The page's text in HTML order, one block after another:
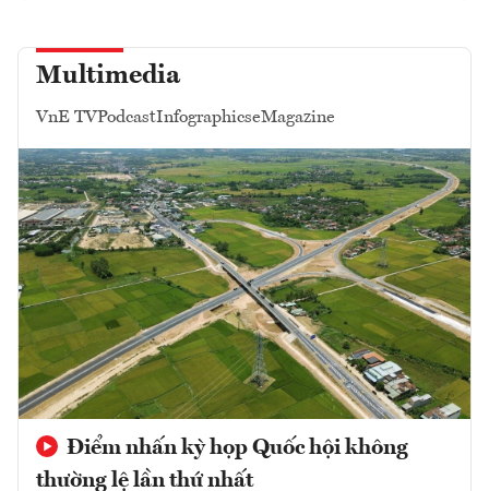
Multimedia
VnE TVPodcastInfographicseMagazine
Điểm nhấn kỳ họp Quốc hội không
thường lệ lần thứ nhất